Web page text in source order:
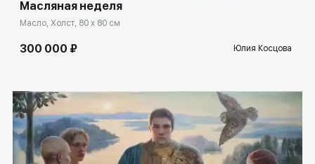
Масляная неделя
Масло, Холст, 80 x 80 см
300 000 ₽ Юлия Косцова